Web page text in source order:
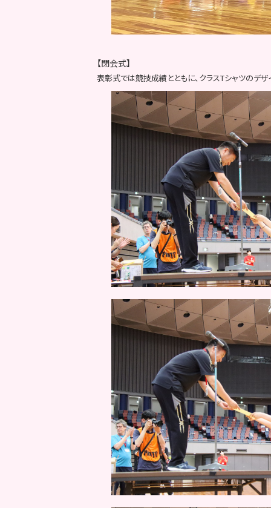
【閉会式】
表彰式では競技成績とともに、クラスTシャツのデ